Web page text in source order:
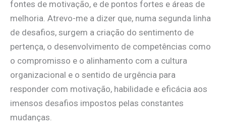
fontes de motivação, e de pontos fortes e áreas de
melhoria. Atrevo-me a dizer que, numa segunda linha
de desafios, surgem a criação do sentimento de
pertença, o desenvolvimento de competências como
o compromisso e o alinhamento com a cultura
organizacional e o sentido de urgência para
responder com motivação, habilidade e eficácia aos
imensos desafios impostos pelas constantes
mudanças.